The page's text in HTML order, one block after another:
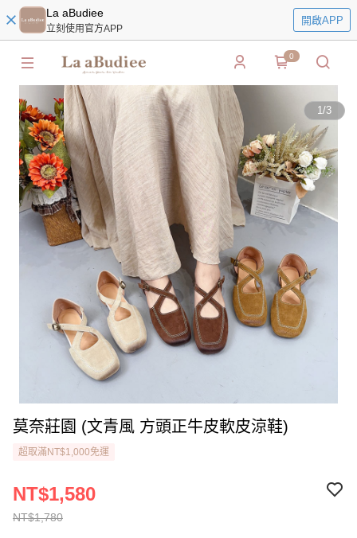
La aBudiee
立刻使用官方APP
開啟APP
0
1/3
莫奈莊園 (文青風 方頭正牛皮軟皮涼鞋)
超取滿NT$1,000免運
NT$1,780
NT$1,580